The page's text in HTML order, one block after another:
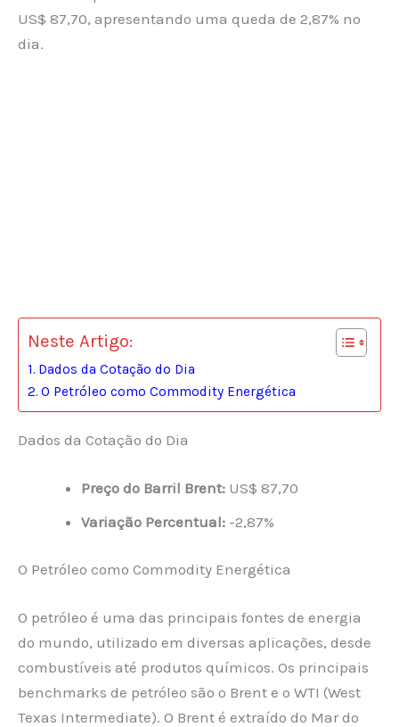
US$ 87,70, apresentando uma queda de 2,87% no
dia.
Neste Artigo:
Dados da Cotação do Dia
O Petróleo como Commodity Energética
Dados da Cotação do Dia
Preço do Barril Brent: US$ 87,70
Variação Percentual: -2,87%
O Petróleo como Commodity Energética
O petróleo é uma das principais fontes de energia
do mundo, utilizado em diversas aplicações, desde
combustíveis até produtos químicos. Os principais
benchmarks de petróleo são o Brent e o WTI (West
Texas Intermediate). O Brent é extraído do Mar do